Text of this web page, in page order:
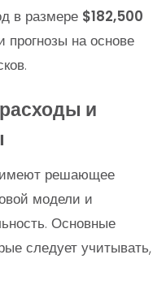
в размере $182,500
на основе
и
имеют решающее
модели и
Основные
следует учитывать,